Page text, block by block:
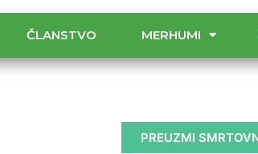
ČLANSTVO MERHUMI
PREUZMI